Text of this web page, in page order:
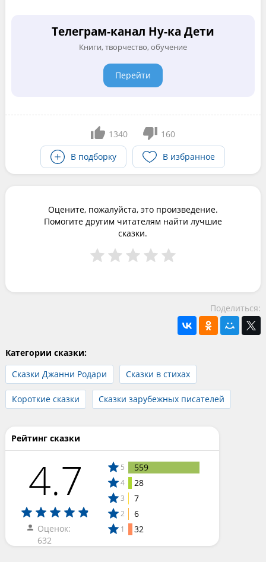
Телеграм-канал Ну-ка Дети
Книги, творчество, обучение
Перейти
1340
160
В подборку
В избранное
Оцените, пожалуйста, это произведение.
Помогите другим читателям найти лучшие
сказки.
Поделиться:
Категории сказки:
Сказки Джанни Родари
Сказки в стихах
Короткие сказки Сказки зарубежных писателей
Рейтинг сказки
4.7
Оценок:
632
5 559
4 28
3 7
2 6
1 32